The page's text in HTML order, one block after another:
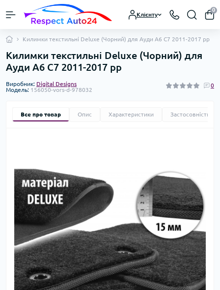
Клієнту
0
Килимки текстильні Deluxe (Чорний) для Ауди A6 C7 2011-2017 рр
Килимки текстильні Deluxe (Чорний) для
Ауди A6 C7 2011-2017 рр
Виробник: Digital Designs
Модель: 156050-vors-d-978032
0
Все про товар Опис Характеристики Застосовність